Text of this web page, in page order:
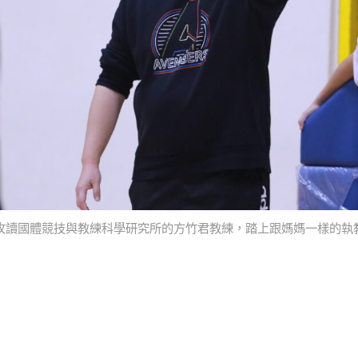
讀國體競技與教練科學研究所的方竹君教練，踏上跟媽媽一樣的執